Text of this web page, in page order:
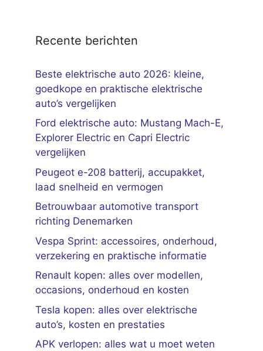
Recente berichten
Beste elektrische auto 2026: kleine,
goedkope en praktische elektrische
auto’s vergelijken
Ford elektrische auto: Mustang Mach-E,
Explorer Electric en Capri Electric
vergelijken
Peugeot e-208 batterij, accupakket,
laad snelheid en vermogen
Betrouwbaar automotive transport
richting Denemarken
Vespa Sprint: accessoires, onderhoud,
verzekering en praktische informatie
Renault kopen: alles over modellen,
occasions, onderhoud en kosten
Tesla kopen: alles over elektrische
auto’s, kosten en prestaties
APK verlopen: alles wat u moet weten